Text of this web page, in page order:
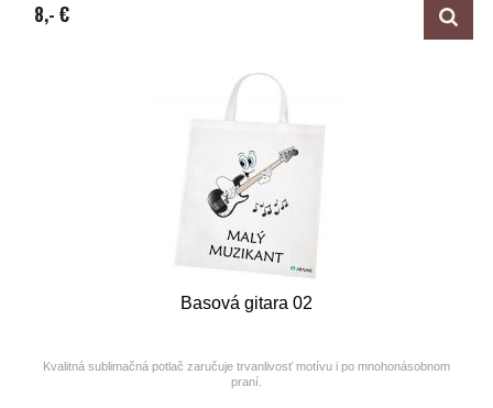
8,- €
Basová gitara 02
Kvalitná sublimačná potlač zaručuje trvanlivosť motívu i po mnohonásobnom
praní.